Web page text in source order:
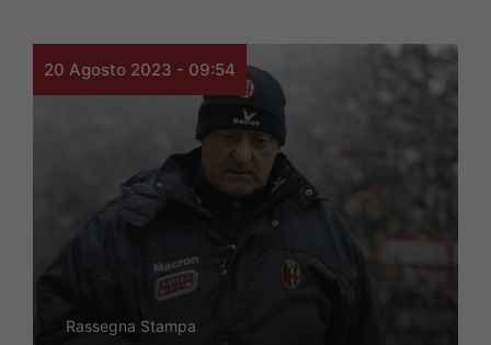
20 Agosto 2023 - 09:54
Rassegna Stampa